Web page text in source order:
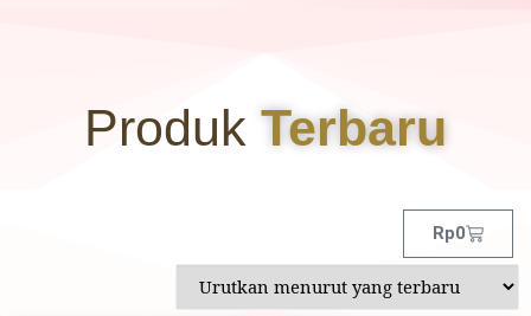
Produk Terbaru
Rp0